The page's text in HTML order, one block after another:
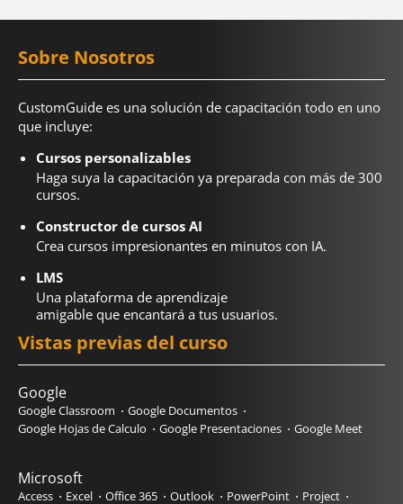
Sobre Nosotros
CustomGuide es una solución de capacitación todo en uno
que incluye:
Cursos personalizables
Haga suya la capacitación ya preparada con más de 300
cursos.
Constructor de cursos AI
Crea cursos impresionantes en minutos con IA.
LMS
Una plataforma de aprendizaje
amigable que encantará a tus usuarios.
Vistas previas del curso
Google
Google Classroom
Google Documentos
Google Hojas de Calculo
Google Presentaciones Google Meet
Microsoft
Access Excel Office 365 Outlook PowerPoint Project